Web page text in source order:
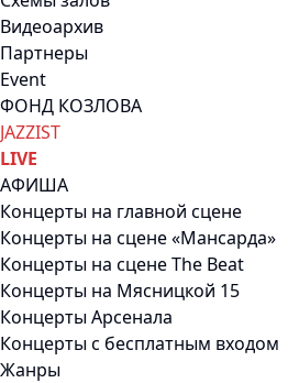
Видеоархив
Партнеры
Event
ФОНД КОЗЛОВА
JAZZIST
LIVE
АФИША
Концерты на главной сцене
Концерты на сцене «Мансарда»
Концерты на сцене The Beat
Концерты на Мясницкой 15
Концерты Арсенала
Концерты с бесплатным входом
Жанры